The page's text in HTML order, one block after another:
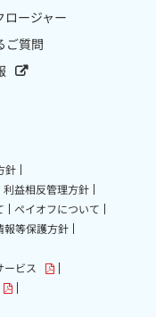
ロージャー
ご質問
針
利益相反管理方針
ペイオフについて
報等保護方針
ービス